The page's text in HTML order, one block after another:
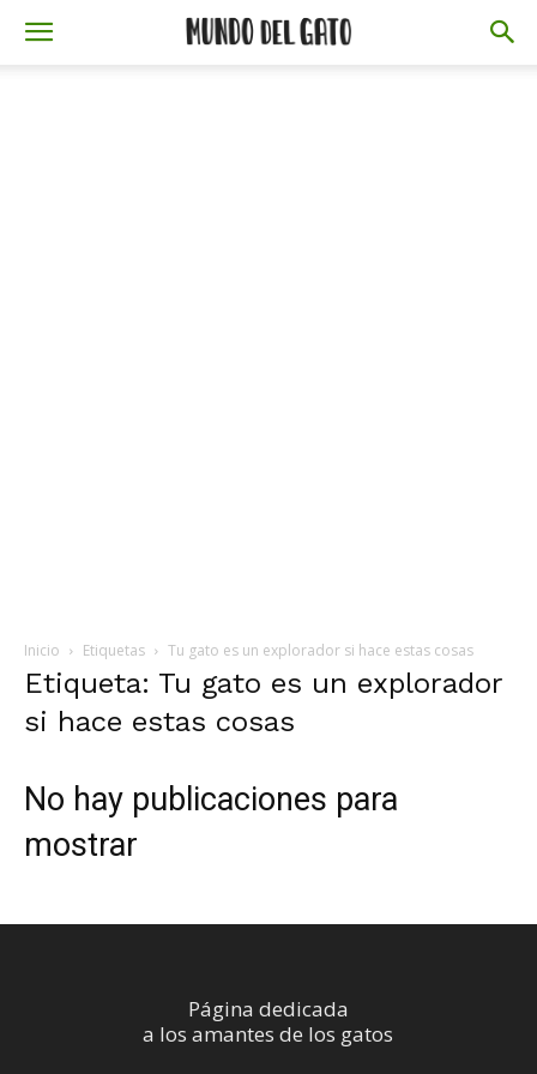
Inicio Etiquetas Tu gato es un explorador si hace estas cosas
Etiqueta: Tu gato es un explorador
si hace estas cosas
No hay publicaciones para
mostrar
Página dedicada
a los amantes de los gatos